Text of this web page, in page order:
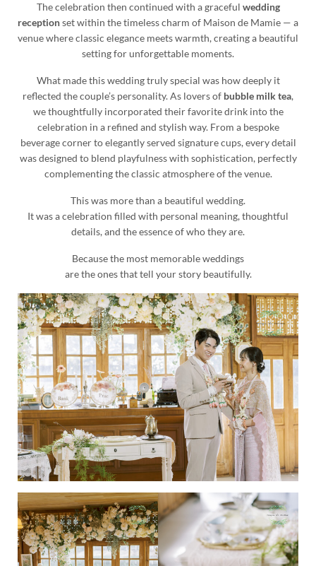
The celebration then continued with a graceful wedding
receptionset within the timeless charm of Maison de Mamie — a
venue where classic elegance meets warmth, creating a beautiful
setting for unforgettable moments.
What made this wedding truly special was how deeply it
reflected the couple’s personality. As lovers of bubble milk tea,
we thoughtfully incorporated their favorite drink into the
celebration in a refined and stylish way. From a bespoke
beverage corner to elegantly served signature cups, every detail
was designed to blend playfulness with sophistication, perfectly
complementing the classic atmosphere of the venue.
This was more than a beautiful wedding.
It was a celebration filled with personal meaning, thoughtful
details, and the essence of who they are.
Because the most memorable weddings
are the ones that tell your story beautifully.